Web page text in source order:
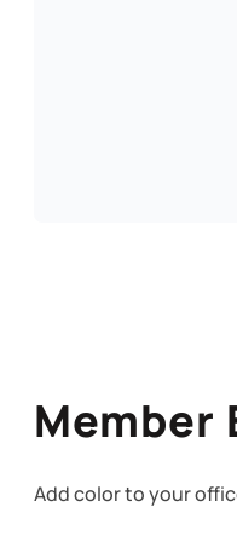
Member
Add color to your